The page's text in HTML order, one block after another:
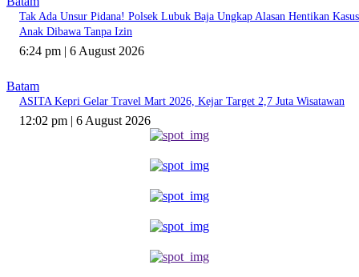
Tak Ada Unsur Pidana! Polsek Lubuk Baja Ungkap Alasan Hentikan Kasus
Anak Dibawa Tanpa Izin
6:24 pm | 6 August 2026
Batam
ASITA Kepri Gelar Travel Mart 2026, Kejar Target 2,7 Juta Wisatawan
12:02 pm | 6 August 2026